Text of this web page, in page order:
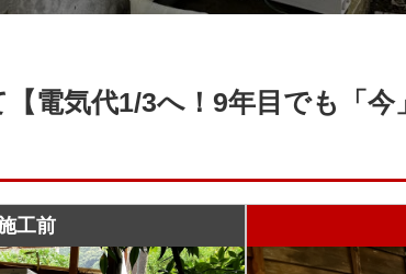
電気代1/3へ！9年目でも「
工前